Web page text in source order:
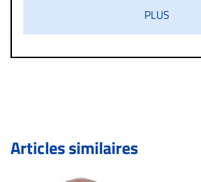
diffamatoire. Si malgré cette
un commentaire publié sur le site
immédiatement contact par courriel
de validation, un droit de réponse.
PLUS
Articles similaires